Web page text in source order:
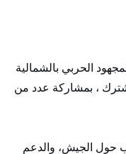
الحربي بالشمالية
، بمشاركة عدد من
حول الجيش، والدعم